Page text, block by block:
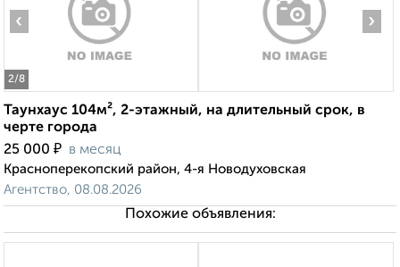
2/8
‹ ›
Таунхаус 104м², 2-этажный, на длительный срок, в
черте города
25 000 ₽ в месяц
Красноперекопский район, 4-я Новодуховская
Агентство, 08.08.2026
Похожие объявления: